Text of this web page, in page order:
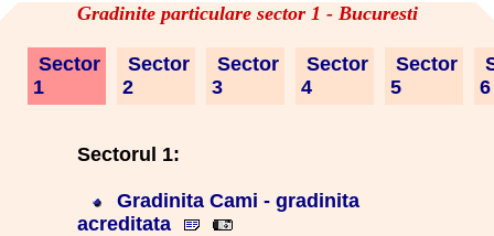
Gradinite particulare sector 1 - Bucuresti
Sector
1
Sector
2
Sector
3
Sector
4
Sector
5
Sectorul 1:
Gradinita Cami - gradinita
acreditata